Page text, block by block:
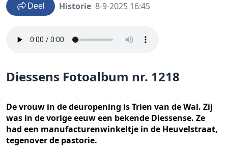
Deel Historie 8-9-2025 16:45
Diessens Fotoalbum nr. 1218
De vrouw in de deuropening is Trien van de Wal. Zij
was in de vorige eeuw een bekende Diessense. Ze
had een manufacturenwinkeltje in de Heuvelstraat,
tegenover de pastorie.